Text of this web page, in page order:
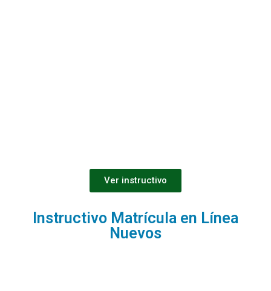
Ver instructivo
Instructivo Matrícula en Línea
Nuevos